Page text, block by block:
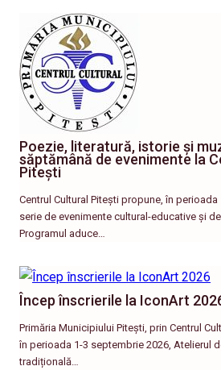
Poezie, literatură, istorie și
săptămână de evenimente la
Pitești
Centrul Cultural Pitești propune, în
serie de evenimente cultural-educative și
Programul aduce…
Încep înscrierile la IconArt
Primăria Municipiului Pitești, prin Centrul
în perioada 1-3 septembrie 2026, Atelierul
tradițională…